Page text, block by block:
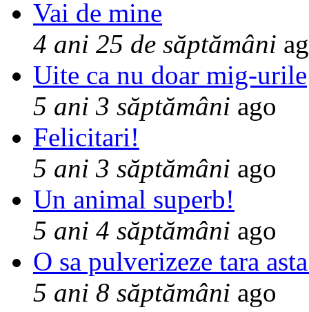
Vai de mine
4 ani 25 de săptămâni
Uite ca nu doar mig-urile
5 ani 3 săptămâni ago
Felicitari!
5 ani 3 săptămâni ago
Un animal superb!
5 ani 4 săptămâni ago
O sa pulverizeze tara
5 ani 8 săptămâni ago